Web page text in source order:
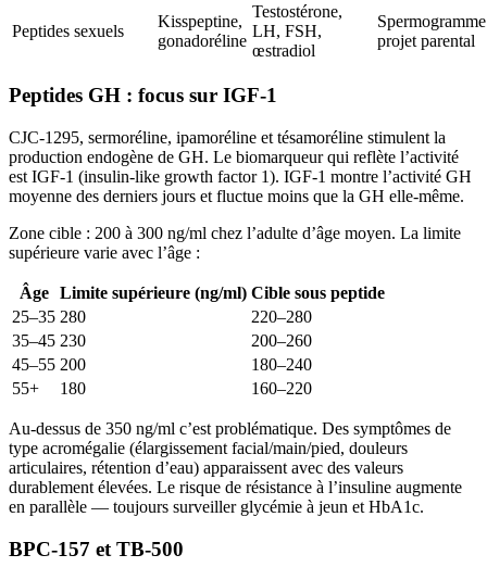
Peptides sexuels
Kisspeptine,
gonadoréline
Testostérone,
LH, FSH,
œstradiol
projet parental
Peptides GH : focus sur IGF-1
CJC-1295, sermoréline, ipamoréline et tésamoréline stimulent la
production endogène de GH. Le biomarqueur qui reflète l’activité
est IGF-1 (insulin-like growth factor 1). IGF-1 montre l’activité GH
moyenne des derniers jours et fluctue moins que la GH elle-même.
Zone cible : 200 à 300 ng/ml chez l’adulte d’âge moyen. La limite
supérieure varie avec l’âge :
Âge Limite supérieure (ng/ml) Cible sous peptide
25–35 280
220–280
35–45 230
200–260
45–55 200
180–240
55+
180 160–220
Au-dessus de 350 ng/ml c’est problématique. Des symptômes de
type acromégalie (élargissement facial/main/pied, douleurs
articulaires, rétention d’eau) apparaissent avec des valeurs
durablement élevées. Le risque de résistance à l’insuline augmente
en parallèle — toujours surveiller glycémie à jeun et HbA1c.
BPC-157 et TB-500